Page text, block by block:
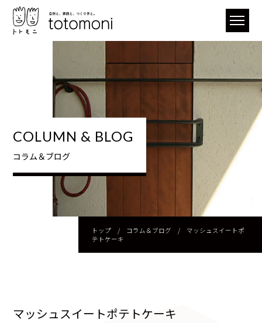
COLUMN & BLOG
コラム＆ブログ
トップ/ コラム＆ブログ / マッシュスイートポ
テトケーキ
マッシュスイートポテトケーキ